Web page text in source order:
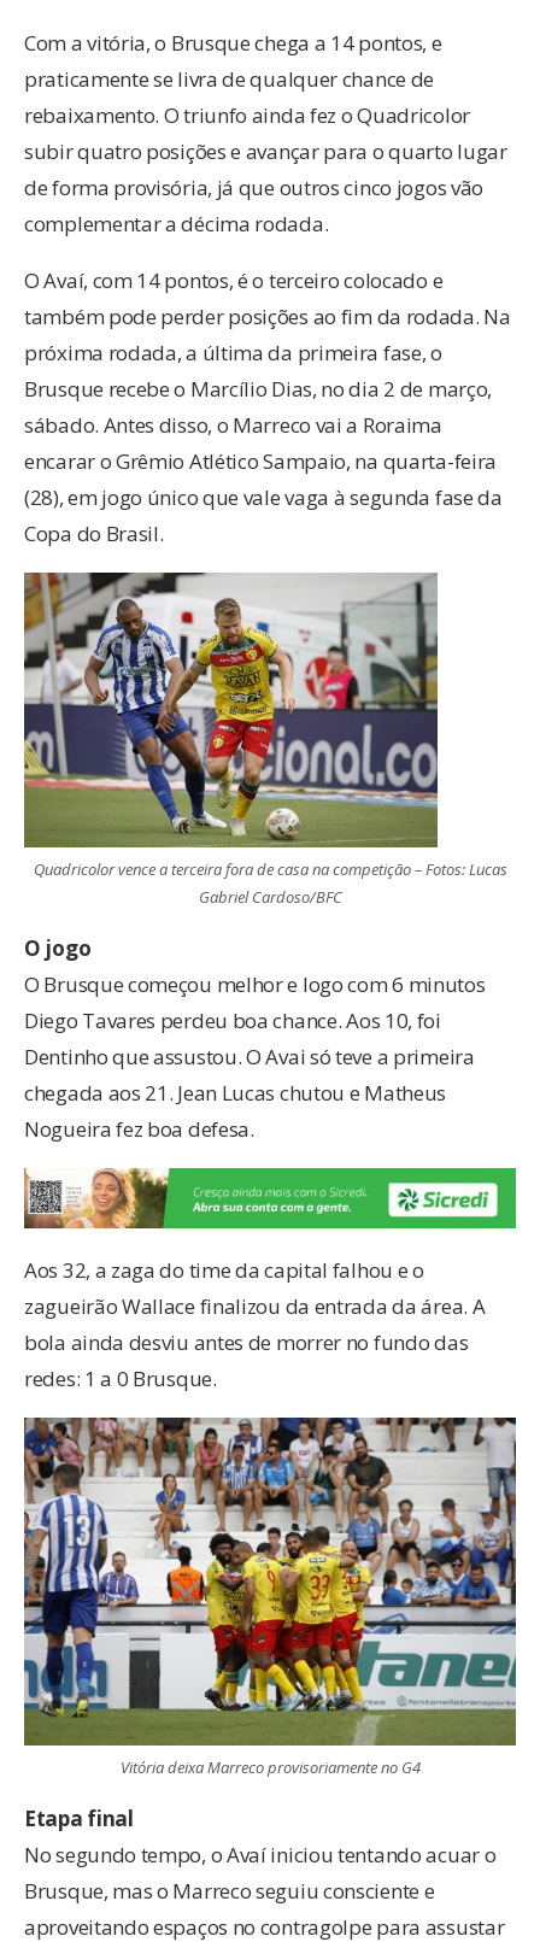
Com a vitória, o Brusque chega a 14 pontos, e
praticamente se livra de qualquer chance de
rebaixamento. O triunfo ainda fez o Quadricolor
subir quatro posições e avançar para o quarto lugar
de forma provisória, já que outros cinco jogos vão
complementar a décima rodada.
O Avaí, com 14 pontos, é o terceiro colocado e
também pode perder posições ao fim da rodada. Na
próxima rodada, a última da primeira fase, o
Brusque recebe o Marcílio Dias, no dia 2 de março,
sábado. Antes disso, o Marreco vai a Roraima
encarar o Grêmio Atlético Sampaio, na quarta-feira
(28), em jogo único que vale vaga à segunda fase da
Copa do Brasil.
Quadricolor vence a terceira fora de casa na competição – Fotos: Lucas
Gabriel Cardoso/BFC
O jogo
O Brusque começou melhor e logo com 6 minutos
Diego Tavares perdeu boa chance. Aos 10, foi
Dentinho que assustou. O Avai só teve a primeira
chegada aos 21. Jean Lucas chutou e Matheus
Nogueira fez boa defesa.
Aos 32, a zaga do time da capital falhou e o
zagueirão Wallace finalizou da entrada da área. A
bola ainda desviu antes de morrer no fundo das
redes: 1 a 0 Brusque.
Vitória deixa Marreco provisoriamente no G4
Etapa final
No segundo tempo, o Avaí iniciou tentando acuar o
Brusque, mas o Marreco seguiu consciente e
aproveitando espaços no contragolpe para assustar